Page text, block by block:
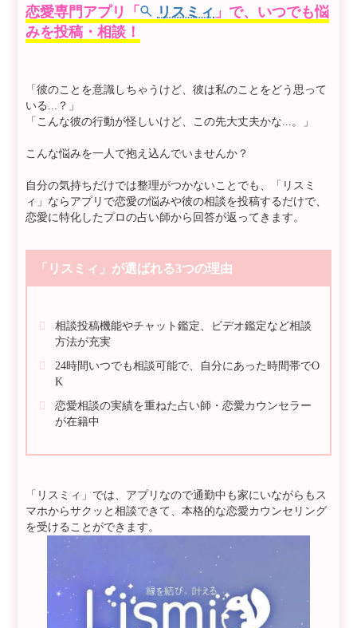
恋愛専門アプリ「 リスミィ 」で、いつでも悩
みを投稿・相談！
「彼のことを意識しちゃうけど、彼は私のことをどう思って
いる...？」
「こんな彼の行動が怪しいけど、この先大丈夫かな...。」
こんな悩みを一人で抱え込んでいませんか？
自分の気持ちだけでは整理がつかないことでも、「リスミ
ィ」ならアプリで恋愛の悩みや彼の相談を投稿するだけで、
恋愛に特化したプロの占い師から回答が返ってきます。
「リスミィ」が選ばれる3つの理由
相談投稿機能やチャット鑑定、ビデオ鑑定など相談
方法が充実
24時間いつでも相談可能で、自分にあった時間帯でO
K
恋愛相談の実績を重ねた占い師・恋愛カウンセラー
が在籍中
「リスミィ」では、アプリなので通勤中も家にいながらもス
マホからサクッと相談できて、本格的な恋愛カウンセリング
を受けることができます。